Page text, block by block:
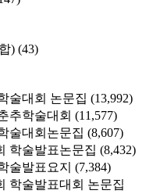
) (43)
술대회 논문집 (13,992)
추학술대회 (11,577)
술대회논문집 (8,607)
학술발표논문집 (8,432)
술발표요지 (7,384)
학술발표대회 논문집